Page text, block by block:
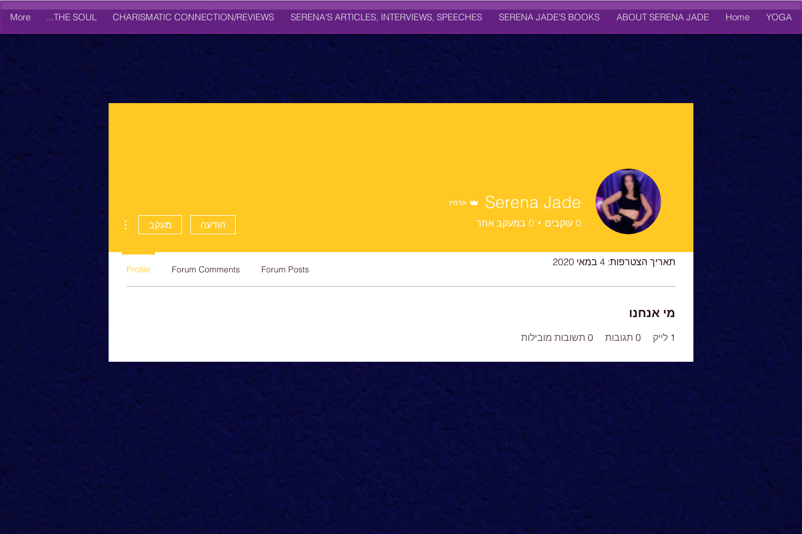
YOGA
Home
ABOUT SERENA JADE
SERENA JADE'S BOOKS
SERENA'S ARTICLES, INTERVIEWS, SPEECHES
CHARISMATIC CONNECTION/REVIEWS
THE SOUL...
More
פרופיל
תאריך הצטרפות: 4 במאי 2020
מי אנחנו
1 לייק 0 תגובות 0 תשובות מובילות
Serena Jade אדמין
0 עוקבים 0 במעקב אחר הודעה מעקב
Profile Forum Comments Forum Posts